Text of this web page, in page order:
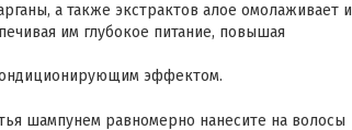
а также экстрактов алое омолаживает и
им глубокое питание, повышая
эффектом.
шампунем равномерно нанесите на волосы